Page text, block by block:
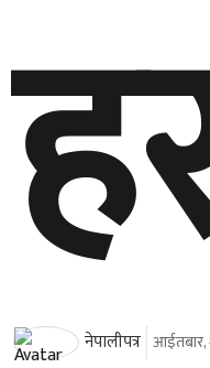
नेपालीपत्र आईतबार,